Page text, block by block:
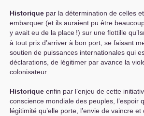
Historique par la détermination de celles
embarquer (et ils auraient pu être
y avait eu de la place !) sur une flottille
à tout prix d’arriver à bon port, se faisant
soutien de puissances internationales qui
déclarations, de légitimer par avance la
colonisateur.
Historique enfin par l’enjeu de cette
conscience mondiale des peuples, l’espoir
légitimité qu’elle porte, l’envie de vaincre et